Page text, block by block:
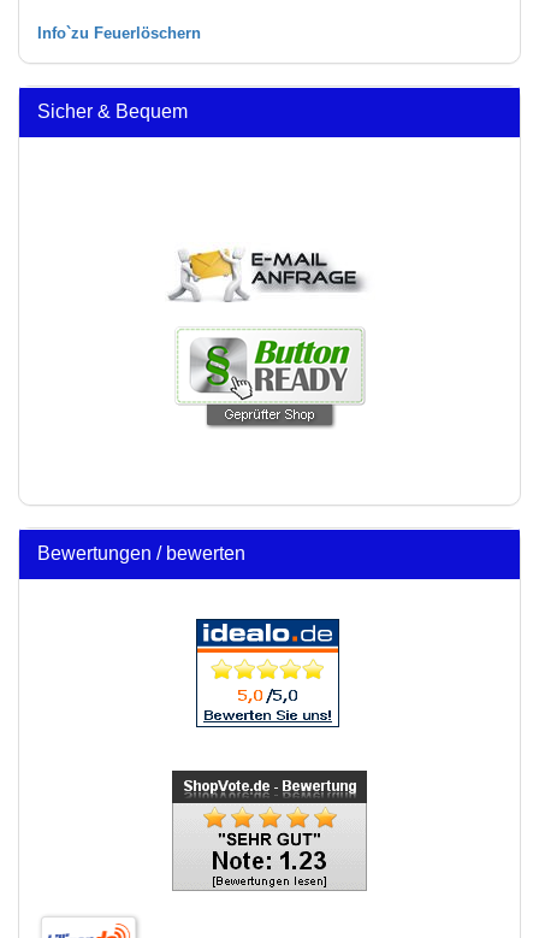
Info`zu Feuerlöschern
Sicher & Bequem
Bewertungen / bewerten